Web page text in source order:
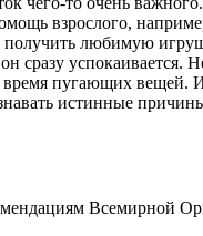
взрослого,
получить любимую
сразу успокаивается.
пугающих вещей.
истинные
Всемирной